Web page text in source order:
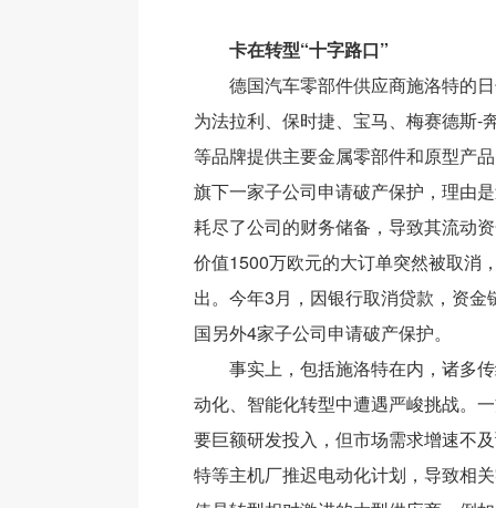
卡在转型“十字路口”
德国汽车零部件供应商施洛特的日
为法拉利、保时捷、宝马、梅赛德斯-
等品牌提供主要金属零部件和原型产
旗下一家子公司申请破产保护，理由
耗尽了公司的财务储备，导致其流动
价值1500万欧元的大订单突然被取消
出。今年3月，因银行取消贷款，资金
国另外4家子公司申请破产保护。
事实上，包括施洛特在内，诸多传
动化、智能化转型中遭遇严峻挑战。
要巨额研发投入，但市场需求增速不
特等主机厂推迟电动化计划，导致相